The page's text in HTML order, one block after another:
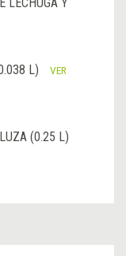
L)
VER
(0.25 L)